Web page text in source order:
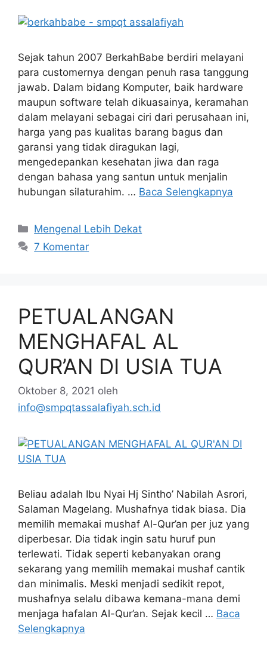
Sejak tahun 2007 BerkahBabe berdiri melayani
para customernya dengan penuh rasa tanggung
jawab. Dalam bidang Komputer, baik hardware
maupun software telah dikuasainya, keramahan
dalam melayani sebagai ciri dari perusahaan ini,
harga yang pas kualitas barang bagus dan
garansi yang tidak diragukan lagi,
mengedepankan kesehatan jiwa dan raga
dengan bahasa yang santun untuk menjalin
hubungan silaturahim. … Baca Selengkapnya
Mengenal Lebih Dekat
7 Komentar
PETUALANGAN
MENGHAFAL AL
QUR’AN DI USIA TUA
Oktober 8, 2021 oleh
info@smpqtassalafiyah.sch.id
Beliau adalah Ibu Nyai Hj Sintho’ Nabilah Asrori,
Salaman Magelang. Mushafnya tidak biasa. Dia
memilih memakai mushaf Al-Qur’an per juz yang
diperbesar. Dia tidak ingin satu huruf pun
terlewati. Tidak seperti kebanyakan orang
sekarang yang memilih memakai mushaf cantik
dan minimalis. Meski menjadi sedikit repot,
mushafnya selalu dibawa kemana-mana demi
menjaga hafalan Al-Qur’an. Sejak kecil … Baca
Selengkapnya